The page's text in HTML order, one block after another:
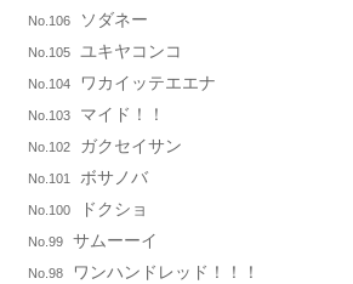
No.106 ソダネー
No.105 ユキヤコンコ
No.104 ワカイッテエエナ
No.103 マイド！！
No.102 ガクセイサン
No.101 ボサノバ
No.100 ドクショ
No.99 サムーーイ
No.98 ワンハンドレッド！！！